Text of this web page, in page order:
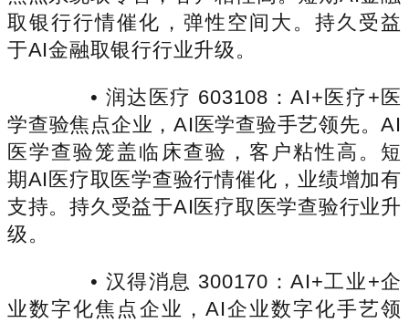
取银行行情催化，弹性空间大。持久受益
于AI金融取银行行业升级。
• 润达医疗 603108：AI+医疗+医
学查验焦点企业，AI医学查验手艺领先。AI
医学查验笼盖临床查验，客户粘性高。短
期AI医疗取医学查验行情催化，业绩增加有
支持。持久受益于AI医疗取医学查验行业升
级。
• 汉得消息 300170：AI+工业+企
业数字化焦点企业，AI企业数字化手艺领